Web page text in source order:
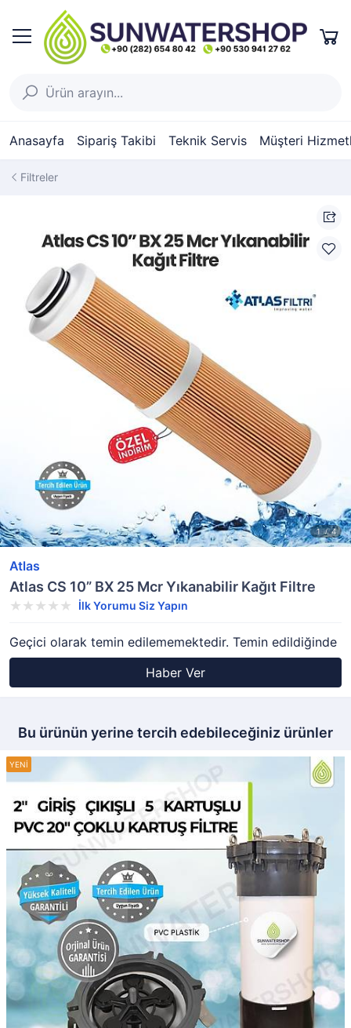
Anasayfa Sipariş Takibi Teknik Servis Müşteri
Filtreler
Atlas
Atlas CS 10” BX 25 Mcr Yıkanabilir Kağıt Filtre
İlk Yorumu Siz Yapın
Geçici olarak temin edilememektedir. Temin edildiğinde
Haber Ver
Bu ürünün yerine tercih edebileceğiniz ürünler